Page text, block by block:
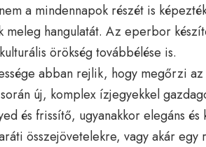
a mindennapok részét is
meleg hangulatát. Az eperbor
örökség továbbélése is.
abban rejlik, hogy megőrzi
új, komplex ízjegyekkel
és frissítő, ugyanakkor elegáns és
összejövetelekre, vagy akár egy